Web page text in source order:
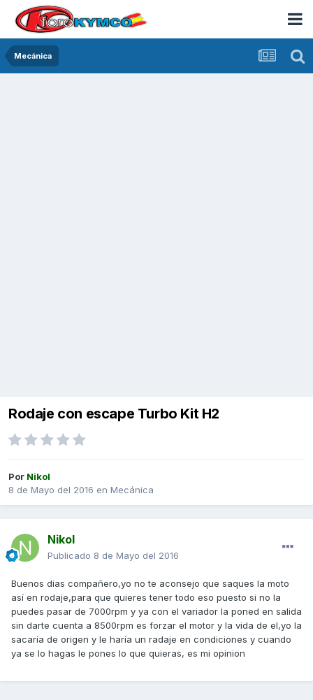
Mecánica
Rodaje con escape Turbo Kit H2
Por Nikol
8 de Mayo del 2016 en Mecánica
Nikol
Publicado 8 de Mayo del 2016
Buenos dias compañero,yo no te aconsejo que saques la moto
así en rodaje,para que quieres tener todo eso puesto si no la
puedes pasar de 7000rpm y ya con el variador la poned en salida
sin darte cuenta a 8500rpm es forzar el motor y la vida de el,yo la
sacaría de origen y le haría un radaje en condiciones y cuando
ya se lo hagas le pones lo que quieras, es mi opinion